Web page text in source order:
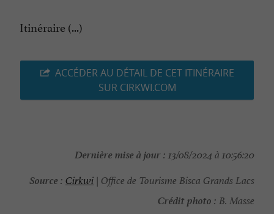
Itinéraire (...)
ACCÉDER AU DÉTAIL DE CET ITINÉRAIRE
SUR CIRKWI.COM
Dernière mise à jour : 13/08/2024 à 10:56:20
Source : Cirkwi | Office de Tourisme Bisca Grands Lacs
Crédit photo : B. Masse